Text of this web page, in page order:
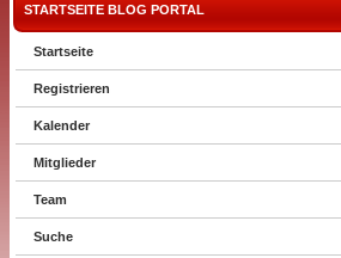
STARTSEITE BLOG PORTAL
Startseite
Registrieren
Kalender
Mitglieder
Team
Suche